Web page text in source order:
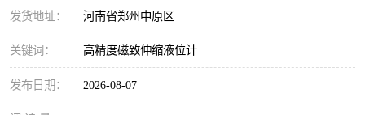
发货地址： 河南省郑州中原区
关键词： 高精度磁致伸缩液位计
发布日期： 2026-08-07